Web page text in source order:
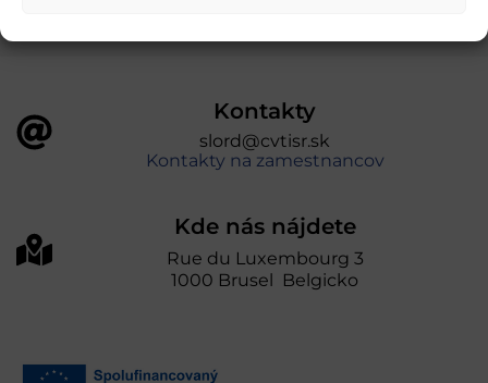
Kontakty
slord@cvtisr.sk
Kontakty na zamestnancov
Kde nás nájdete
Rue du Luxembourg 3
1000 Brusel Belgicko